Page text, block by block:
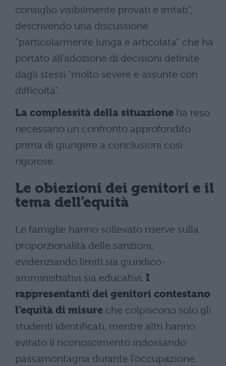
consiglio visibilmente provati e irritati”,
descrivendo una discussione
“particolarmente lunga e articolata” che ha
portato all’adozione di decisioni definite
dagli stessi “molto severe e assunte con
difficoltà”.
La complessità della situazione ha reso
necessario un confronto approfondito
prima di giungere a conclusioni così
rigorose.
Le obiezioni dei genitori e il
tema dell’equità
Le famiglie hanno sollevato riserve sulla
proporzionalità delle sanzioni,
evidenziando limiti sia giuridico-
amministrativi sia educativi. I
rappresentanti dei genitori contestano
l’equità di misure che colpiscono solo gli
studenti identificati, mentre altri hanno
evitato il riconoscimento indossando
passamontagna durante l’occupazione.